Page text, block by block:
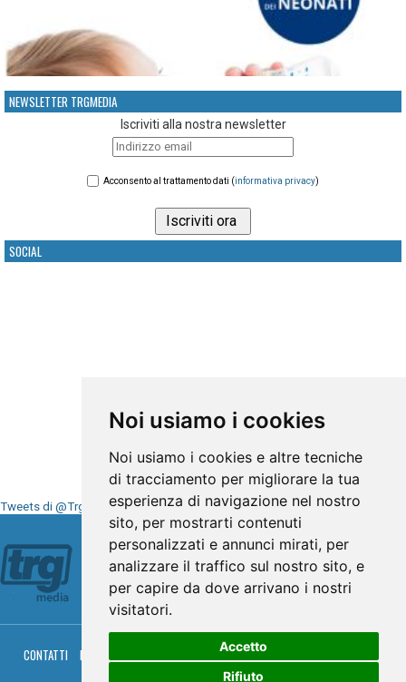
Noi usiamo i cookies
Noi usiamo i cookies e altre tecniche
di tracciamento per migliorare la tua
esperienza di navigazione nel nostro
sito, per mostrarti contenuti
personalizzati e annunci mirati, per
analizzare il traffico sul nostro sito, e
per capire da dove arrivano i nostri
visitatori.
Accetto
Rifiuto
NEWSLETTER TRGMEDIA
Iscriviti alla nostra newsletter
Acconsento al trattamento dati (informativa privacy)
SOCIAL
Tweets di @TrgMedia
Seguici su
CONTATTI PRIVACY PALINSESTO DIRETTA TV
RGM HITRADIO